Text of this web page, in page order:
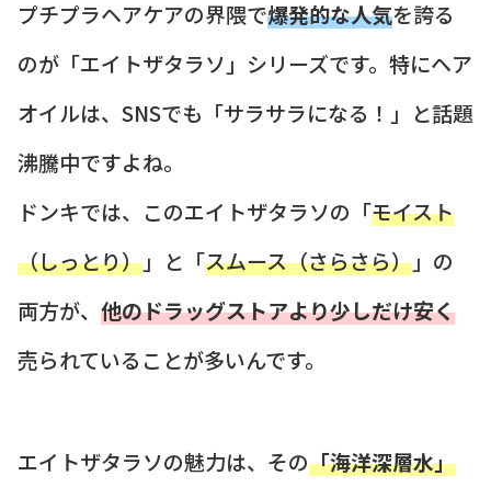
プチプラヘアケアの界隈で爆発的な人気を誇る
のが「エイトザタラソ」シリーズです。特にヘア
オイルは、SNSでも「サラサラになる！」と話題
沸騰中ですよね。
ドンキでは、このエイトザタラソの「モイスト
（しっとり）」と「スムース（さらさら）」の
両方が、 他のドラッグストアより少しだけ安く
売られていることが多いんです。
エイトザタラソの魅力は、その「海洋深層水」